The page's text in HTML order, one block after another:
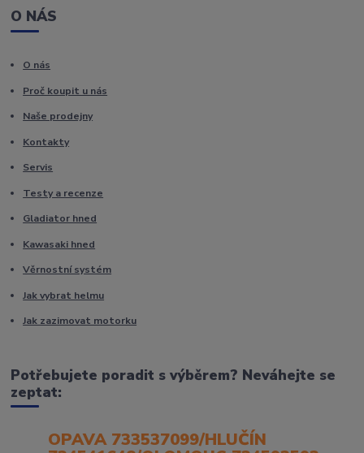
O NÁS
O nás
Proč koupit u nás
Naše prodejny
Kontakty
Servis
Testy a recenze
Gladiator hned
Kawasaki hned
Věrnostní systém
Jak vybrat helmu
Jak zazimovat motorku
Potřebujete poradit s výběrem? Neváhejte se
zeptat:
OPAVA 733537099/HLUČÍN